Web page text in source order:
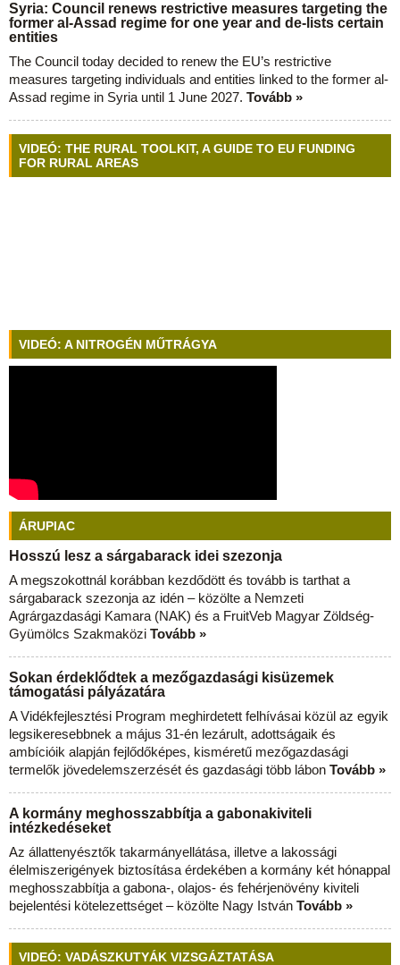
Syria: Council renews restrictive measures targeting the
former al-Assad regime for one year and de-lists certain
entities
The Council today decided to renew the EU’s restrictive
measures targeting individuals and entities linked to the former al-
Assad regime in Syria until 1 June 2027. Tovább »
VIDEÓ: THE RURAL TOOLKIT, A GUIDE TO EU FUNDING
FOR RURAL AREAS
VIDEÓ: A NITROGÉN MŰTRÁGYA
ÁRUPIAC
Hosszú lesz a sárgabarack idei szezonja
A megszokottnál korábban kezdődött és tovább is tarthat a
sárgabarack szezonja az idén – közölte a Nemzeti
Agrárgazdasági Kamara (NAK) és a FruitVeb Magyar Zöldség-
Gyümölcs Szakmaközi Tovább »
Sokan érdeklődtek a mezőgazdasági kisüzemek
támogatási pályázatára
A Vidékfejlesztési Program meghirdetett felhívásai közül az egyik
legsikeresebbnek a május 31-én lezárult, adottságaik és
ambícióik alapján fejlődőképes, kisméretű mezőgazdasági
termelők jövedelemszerzését és gazdasági több lábon Tovább »
A kormány meghosszabbítja a gabonakiviteli
intézkedéseket
Az állattenyésztők takarmányellátása, illetve a lakossági
élelmiszerigények biztosítása érdekében a kormány két hónappal
meghosszabbítja a gabona-, olajos- és fehérjenövény kiviteli
bejelentési kötelezettséget – közölte Nagy István Tovább »
VIDEÓ: VADÁSZKUTYÁK VIZSGÁZTATÁSA